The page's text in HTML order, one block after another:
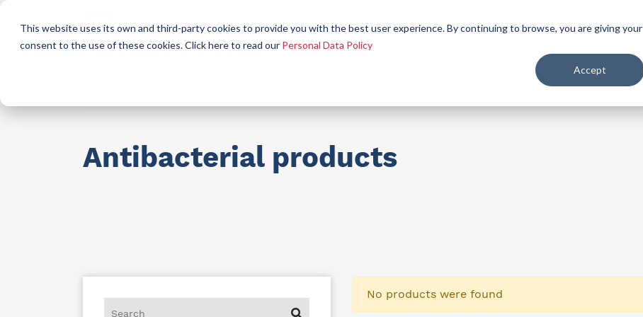
This website uses its own and third-party cookies to provide you with the best user experience. By continuing to browse, you are giving your
consent to the use of these cookies. Click here to read our Personal Data Policy
Accept
are
allies
markets
us
Antibacterial products
No products were found